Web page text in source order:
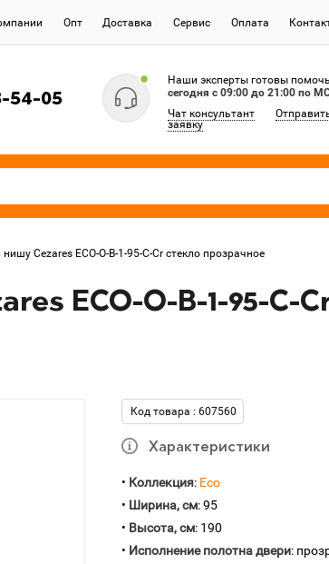
Опт Доставка Сервис Оплата
54-05
Наши эксперты готовы помочь
сегодня c 09:00 до 21:00 по
Чат консультант
заявку
Cezares ECO-O-B-1-95-C-Cr стекло прозрачное
ECO-O-B-1-95-C-
Код товара : 607560
Характеристики
• Коллекция: Eco
• Ширина, см: 95
• Высота, см: 190
• Исполнение полотна двери: